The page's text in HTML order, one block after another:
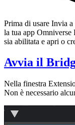
Prima di usare Invia
la tua app Omniverse
sia abilitata e apri o
Avvia il
Nella finestra
Non è necessario